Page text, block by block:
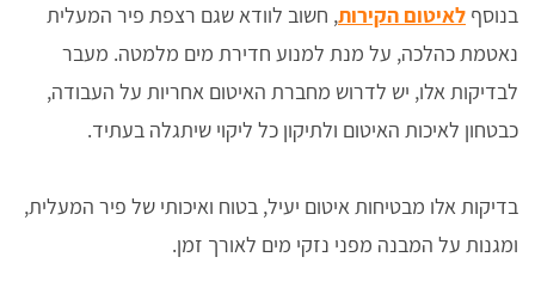
בנוסף לאיטום הקירות, חשוב לוודא שגם רצפת פיר המעלית
נאטמת כהלכה, על מנת למנוע חדירת מים מלמטה. מעבר
לבדיקות אלו, יש לדרוש מחברת האיטום אחריות על העבודה,
כבטחון לאיכות האיטום ולתיקון כל ליקוי שיתגלה בעתיד.
בדיקות אלו מבטיחות איטום יעיל, בטוח ואיכותי של פיר המעלית,
ומגנות על המבנה מפני נזקי מים לאורך זמן.